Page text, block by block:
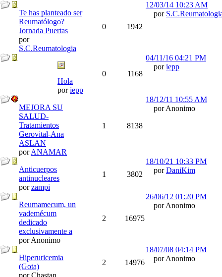
Te has planteado ser
Reumatólogo?
Jornada Puertas
por
S.C.Reumatologia
0 1942
12/03/14 10:23 AM
por
Hola
poriepp
0 1168
04/11/16 04:21 PM
poriepp
MEJORA SU
SALUD-
Tratamientos
Gerovital-Ana
ASLAN
porANAMAR
1 8138
18/12/11 10:55 AM
por Anonimo
Anticuerpos
antinucleares
porzampi
1 3802
18/10/21 10:33 PM
porDaniKim
Reumamecum, un
vademécum
dedicado
exclusivamente a
por Anonimo
2 16975
26/06/12 01:20 PM
por Anonimo
Hiperuricemia
(Gota)
por Chastan
2 14976
18/07/08 04:14 PM
por Anonimo